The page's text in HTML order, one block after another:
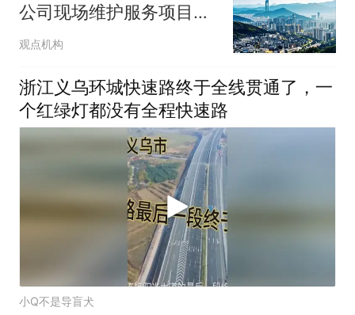
公司现场维护服务项目中
标候选人公示
观点机构
浙江义乌环城快速路终于全线贯通了，一
个红绿灯都没有全程快速路
小Q不是导盲犬